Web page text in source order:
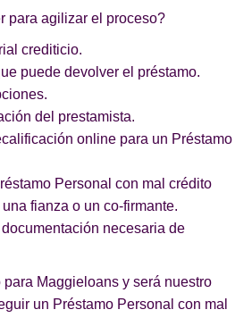
para agilizar el proceso?
crediticio.
puede devolver el préstamo.
del prestamista.
online para un Préstamo
Personal con mal crédito
fianza o un co-firmante.
necesaria de
Maggieloans y será nuestro
un Préstamo Personal con mal